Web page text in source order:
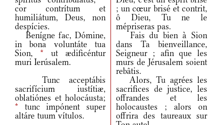
cor contrítum et
humiliátum, Deus, non
despícies.
; un cœur brisé et contrit,
ô Dieu, Tu ne le
mépriseras pas.
Benígne fac, Dómine,
in bona voluntáte tua
Sion, * ut ædificéntur
muri Ierúsalem.
Fais du bien à Sion
dans Ta bienveillance,
Seigneur ; afin que les
murs de Jérusalem soient
rebâtis.
Tunc acceptábis
sacrifícium iustítiæ,
oblatiónes et holocáusta;
* tunc impónent super
altáre tuum vítulos.
Alors, Tu agrées les
sacrifices de justice, les
offrandes et les
holocaustes ; alors on
offrira des taureaux sur